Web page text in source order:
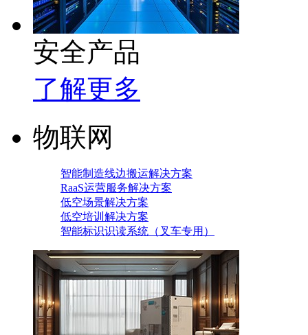
安全产品
了解更多
物联网
智能制造线边搬运解决方案
RaaS运营服务解决方案
低空场景解决方案
低空培训解决方案
智能标识识读系统（叉车专用）